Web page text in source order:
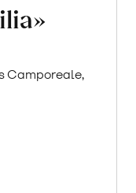
Camporeale,